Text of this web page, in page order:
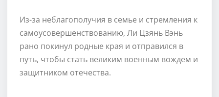
Из-за неблагополучия в семье и стремления к
самоусовершенствованию, Ли Цзянь Вэнь
рано покинул родные края и отправился в
путь, чтобы стать великим военным вождем и
защитником отечества.